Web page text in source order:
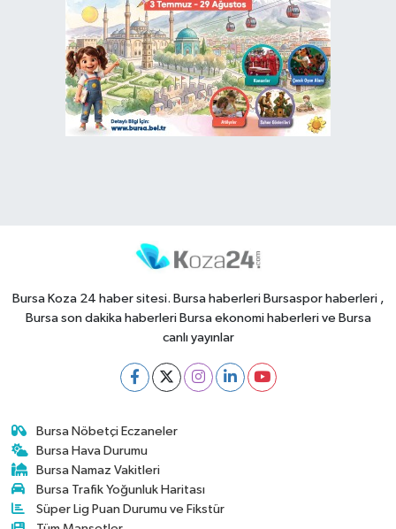
Bursa Koza 24 haber sitesi. Bursa haberleri Bursaspor haberleri ,
Bursa son dakika haberleri Bursa ekonomi haberleri ve Bursa
canlı yayınlar
Bursa Nöbetçi Eczaneler
Bursa Hava Durumu
Bursa Namaz Vakitleri
Bursa Trafik Yoğunluk Haritası
Süper Lig Puan Durumu ve Fikstür